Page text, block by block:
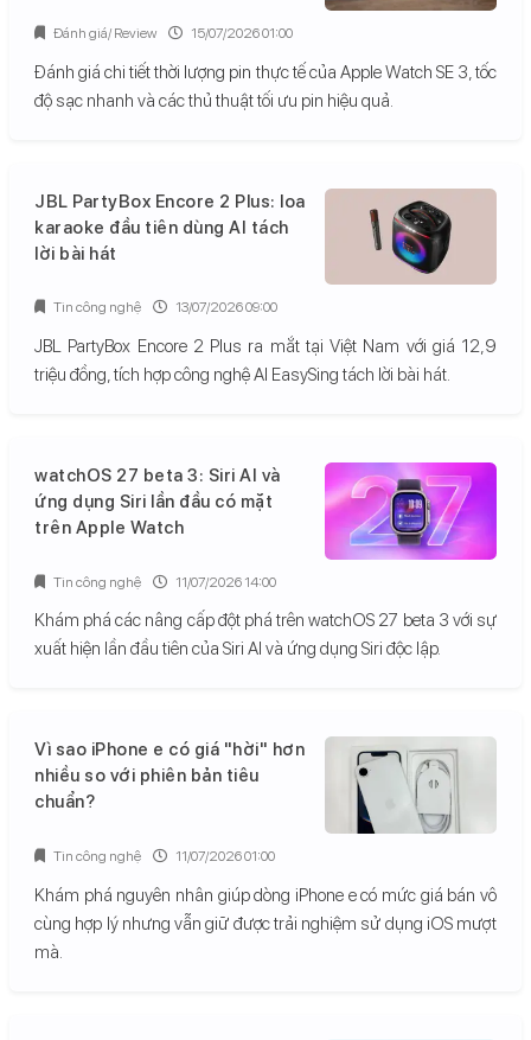
Đánh giá chi tiết thời lượng pin thực tế của Apple Watch SE 3, tốc
độ sạc nhanh và các thủ thuật tối ưu pin hiệu quả.
Đánh giá/ Review 15/07/2026 01:00
JBL PartyBox Encore 2 Plus: loa
karaoke đầu tiên dùng AI tách
lời bài hát
JBL PartyBox Encore 2 Plus ra mắt tại Việt Nam với giá 12,9
triệu đồng, tích hợp công nghệ AI EasySing tách lời bài hát.
Tin công nghệ 13/07/2026 09:00
watchOS 27 beta 3: Siri AI và
ứng dụng Siri lần đầu có mặt
trên Apple Watch
Khám phá các nâng cấp đột phá trên watchOS 27 beta 3 với sự
xuất hiện lần đầu tiên của Siri AI và ứng dụng Siri độc lập.
Tin công nghệ 11/07/2026 14:00
Vì sao iPhone e có giá "hời" hơn
nhiều so với phiên bản tiêu
chuẩn?
Khám phá nguyên nhân giúp dòng iPhone e có mức giá bán vô
cùng hợp lý nhưng vẫn giữ được trải nghiệm sử dụng iOS mượt
mà.
Tin công nghệ 11/07/2026 01:00